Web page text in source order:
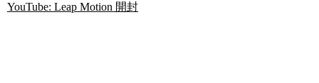
YouTube: Leap Motion 開封